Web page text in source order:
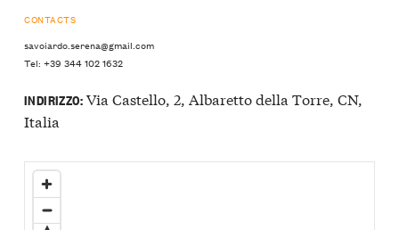
CONTACTS
savoiardo.serena@gmail.com
Tel: +39 344 102 1632
INDIRIZZO:Via Castello, 2, Albaretto della Torre, CN,
Italia